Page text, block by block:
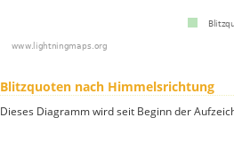
Blitzquoten nach Himmelsrichtung
Dieses Diagramm wird seit Beginn der